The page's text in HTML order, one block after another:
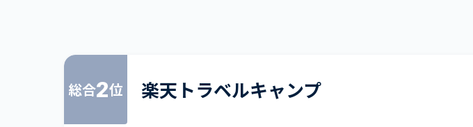
総合2位 楽天トラベルキャンプ